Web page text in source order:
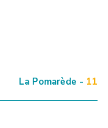
La Pomarède - 11